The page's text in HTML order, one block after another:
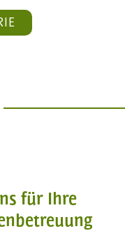
für Ihre